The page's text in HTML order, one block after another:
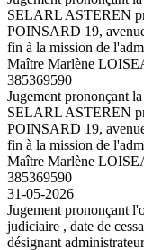
SELARL ASTEREN
POINSARD 19,
fin à la mission de
Maître Marlène
385369590
Jugement prononçant
SELARL ASTEREN
POINSARD 19,
fin à la mission de
Maître Marlène
385369590
31-05-2026
Jugement prononçant
judiciaire , date de
désignant